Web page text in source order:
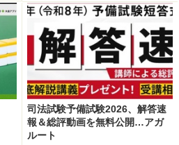
司法試験予備試験2026、解答速
報＆総評動画を無料公開…アガ
ルート